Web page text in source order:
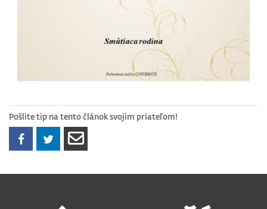
Pošlite tip na tento článok svojim priateľom!